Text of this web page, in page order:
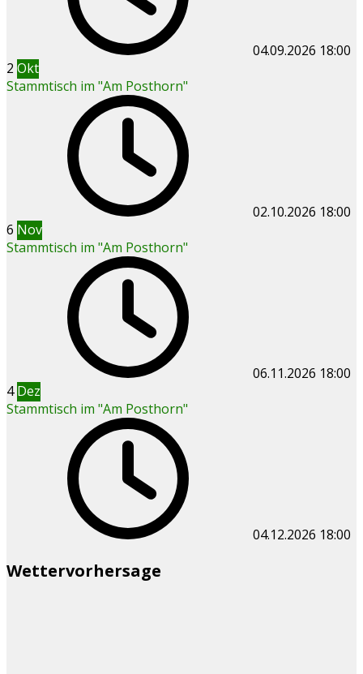
04.09.2026 18:00
2 Okt
Stammtisch im "Am Posthorn"
02.10.2026 18:00
6 Nov
Stammtisch im "Am Posthorn"
06.11.2026 18:00
4 Dez
Stammtisch im "Am Posthorn"
04.12.2026 18:00
Wettervorhersage